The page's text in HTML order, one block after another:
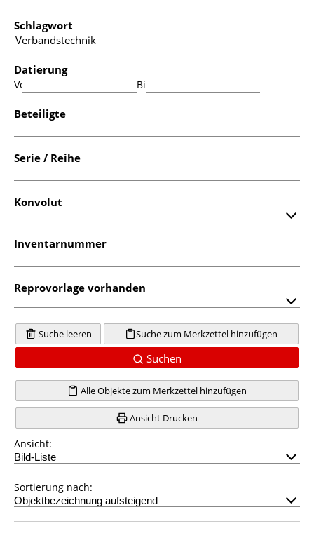
Schlagwort
Datierung
Von: Bis:
Beteiligte
Serie / Reihe
Konvolut
Inventarnummer
Reprovorlage vorhanden
Suche leeren Suche zum Merkzettel hinzufügen
Suchen
Alle Objekte zum Merkzettel hinzufügen
Ansicht Drucken
Ansicht:
Sortierung nach: